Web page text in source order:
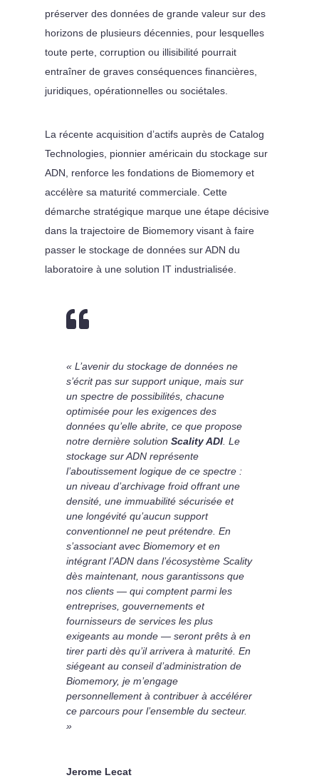
préserver des données de grande valeur sur des
horizons de plusieurs décennies, pour lesquelles
toute perte, corruption ou illisibilité pourrait
entraîner de graves conséquences financières,
juridiques, opérationnelles ou sociétales.
La récente acquisition d’actifs auprès de Catalog
Technologies, pionnier américain du stockage sur
ADN, renforce les fondations de Biomemory et
accélère sa maturité commerciale. Cette
démarche stratégique marque une étape décisive
dans la trajectoire de Biomemory visant à faire
passer le stockage de données sur ADN du
laboratoire à une solution IT industrialisée.

« L’avenir du stockage de données ne
s’écrit pas sur support unique, mais sur
un spectre de possibilités, chacune
optimisée pour les exigences des
données qu’elle abrite, ce que propose
notre dernière solution Scality ADI. Le
stockage sur ADN représente
l’aboutissement logique de ce spectre :
un niveau d’archivage froid offrant une
densité, une immuabilité sécurisée et
une longévité qu’aucun support
conventionnel ne peut prétendre. En
s’associant avec Biomemory et en
intégrant l’ADN dans l’écosystème Scality
dès maintenant, nous garantissons que
nos clients — qui comptent parmi les
entreprises, gouvernements et
fournisseurs de services les plus
exigeants au monde — seront prêts à en
tirer parti dès qu’il arrivera à maturité. En
siégeant au conseil d’administration de
Biomemory, je m’engage
personnellement à contribuer à accélérer
ce parcours pour l’ensemble du secteur.
»
Jerome Lecat